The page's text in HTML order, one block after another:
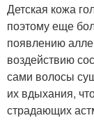
Детская кожа
поэтому еще
появлению
воздействию
сами волосы
их вдыхания,
страдающих